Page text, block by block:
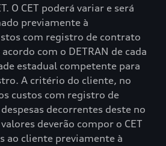
O CET poderá variar e será
previamente à
com registro de contrato
com o DETRAN de cada
estadual competente para
A critério do cliente, no
custos com registro de
decorrentes deste no
deverão compor o CET
ao cliente previamente à